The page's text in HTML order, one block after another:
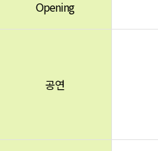
Opening
공연